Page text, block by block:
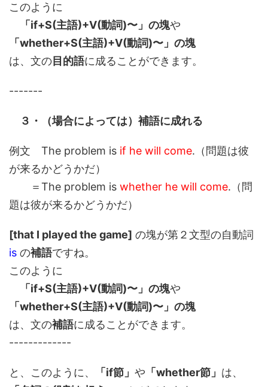
このように
「if+S(主語)+V(動詞)〜」の塊や
「whether+S(主語)+V(動詞)〜」の塊
は、文の目的語に成ることができます。
-------
３・（場合によっては）補語に成れる
例文 The problem is if he will come.（問題は彼
が来るかどうかだ）
＝The problem is whether he will come.（問
題は彼が来るかどうかだ）
[that I played the game] の塊が第２文型の自動詞
is の補語ですね。
このように
「if+S(主語)+V(動詞)〜」の塊や
「whether+S(主語)+V(動詞)〜」の塊
は、文の補語に成ることができます。
-------------
と、このように、 「if節」 や 「whether節」 は、